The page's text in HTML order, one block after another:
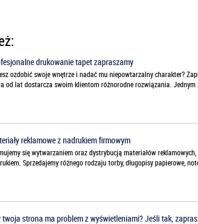
drukowanie tapet zapraszamy
ozdobić swoje wnętrze i nadać mu niepowtarzalny charakter?
od lat dostarcza swoim klientom różnorodne rozwiązania. Jednym z
reklamowe z nadrukiem firmowym
się wytwarzaniem oraz dystrybucją materiałów
Sprzedajemy różnego rodzaju torby, długopisy papierowe,
twoja strona ma problem z wyświetleniami? Jeśli tak,